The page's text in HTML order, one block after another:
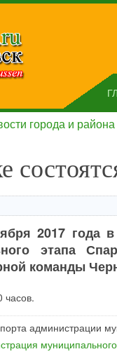
города и района
2017
этапа
команды
часов.
администрации